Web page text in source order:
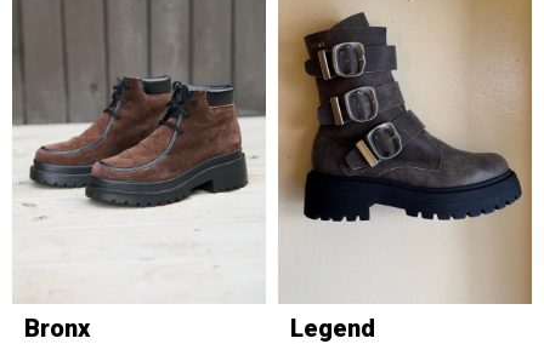
Bronx Legend